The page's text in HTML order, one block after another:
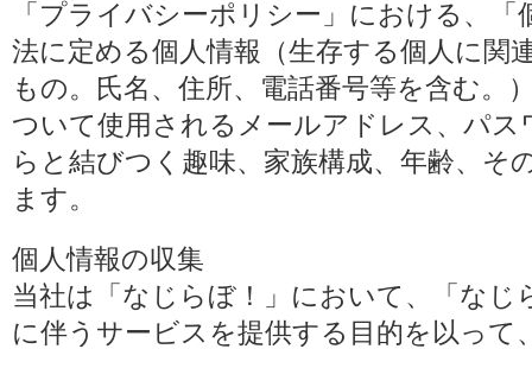
「プライバシーポリシー」における、
法に定める個人情報（生存する個人に関
もの。氏名、住所、電話番号等を含む。
ついて使用されるメールアドレス、パ
らと結びつく趣味、家族構成、年齢、そ
ます。
個人情報の収集
当社は「なじらぼ！」において、「な
に伴うサービスを提供する目的を以って